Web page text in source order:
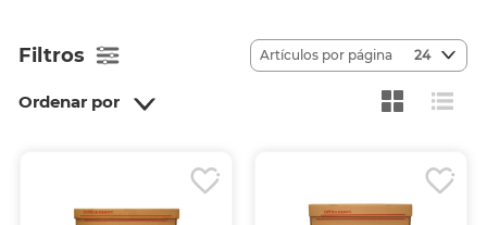
Filtros
Ordenar por
Artículos por página 24